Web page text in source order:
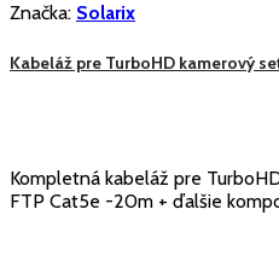
Značka: Solarix
Kabeláž pre TurboHD kamerový
Kompletná kabeláž pre
FTP Cat5e -20m + ďalšie